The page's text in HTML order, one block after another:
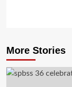
More Stories